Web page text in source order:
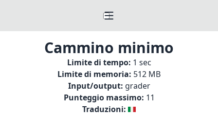
Cammino minimo
Limite di tempo: 1 sec
Limite di memoria: 512 MB
Input/output: grader
Punteggio massimo: 11
Traduzioni: